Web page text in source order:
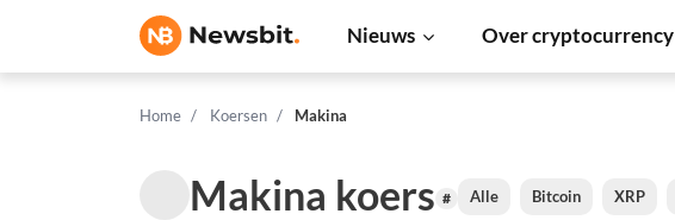
Nieuws Over cryptocurrency
Home Koersen Makina
Makina koers # Alle Bitcoin XRP